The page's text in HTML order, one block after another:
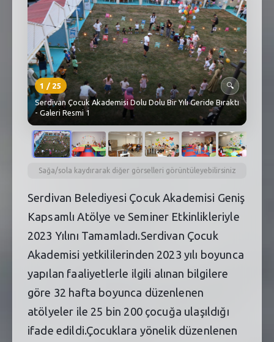
1 /25
🔍
Serdivan Çocuk Akademisi Dolu Dolu Bir Yılı Geride Bıraktı
- Galeri Resmi 1
Sağa/sola kaydırarak diğer görselleri görüntüleyebilirsiniz
Serdivan Belediyesi Çocuk Akademisi Geniş
Kapsamlı Atölye ve Seminer Etkinlikleriyle
2023 Yılını Tamamladı.Serdivan Çocuk
Akademisi yetkililerinden 2023 yılı boyunca
yapılan faaliyetlerle ilgili alınan bilgilere
göre 32 hafta boyunca düzenlenen
atölyeler ile 25 bin 200 çocuğa ulaşıldığı
ifade edildi.Çocuklara yönelik düzenlenen
SEBİK
E NÖBETÇI ECZANELER
SABSIS - AFET
TRAFIKPARK
KÜREK
PARKLAR
PAZAR YERLERI
ATIK YÖNETIM
PLANETARYUM